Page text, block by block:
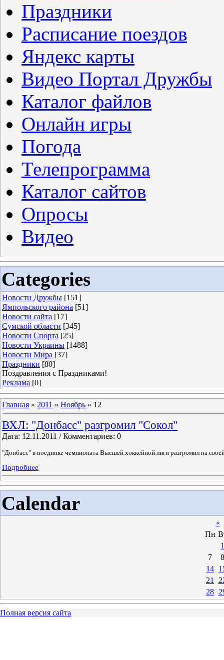
Праздники
Расписание поездов
Яндекс карты
Видео Портал Дружбы
Каталог файлов
Онлайн игры
Погода
Телепрограмма
Каталог сайтов
Опросы
Видео
Categories
Новости Дружбы [151]
Ямпольского района [51]
Новости сайта [17]
Сумской области [345]
Новости Спорта [25]
Новости Украины [1488]
Новости Мира [37]
Праздники [80]
Поздравления с Праздниками!
Реклама [0]
Главная » 2011 » Ноябрь » 12
ВХЛ: "Донбасс" разгромил "Сокол"
Дата: 12.11.2011 / Комментариев: 0
"Донбасс" в поединке чемпионата Высшей хоккейной лиги разгромил на
Подробнее
Calendar
«
Пн
1
7
8
14
21
28
Полная версия сайта